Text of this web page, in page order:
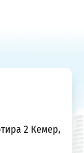
2 Кемер,